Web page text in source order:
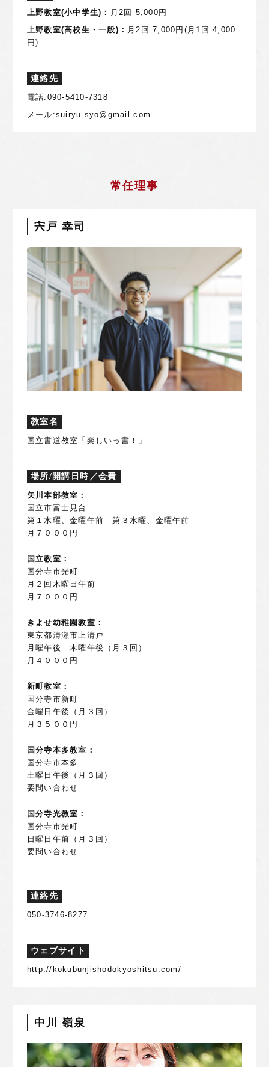
上野教室(小中学生)： 月2回 5,000円
上野教室(高校生・一般)： 月2回 7,000円(月1回 4,000
円)
連絡先
電話:090-5410-7318
メール:suiryu.syo@gmail.com
常任理事
宍戸 幸司
教室名
国立書道教室「楽しいっ書！」
場所/開講日時／会費
矢川本部教室：
国立市富士見台
第１水曜、金曜午前 第３水曜、金曜午前
月７０００円
国立教室：
国分寺市光町
月２回木曜日午前
月７０００円
きよせ幼稚園教室：
東京都清瀬市上清戸
月曜午後 木曜午後（月３回）
月４０００円
新町教室：
国分寺市新町
金曜日午後（月３回）
月３５００円
国分寺本多教室：
国分寺市本多
土曜日午後（月３回）
要問い合わせ
国分寺光教室：
国分寺市光町
日曜日午前（月３回）
要問い合わせ
連絡先
050-3746-8277
ウェブサイト
http://kokubunjishodokyoshitsu.com/
中川 嶺泉